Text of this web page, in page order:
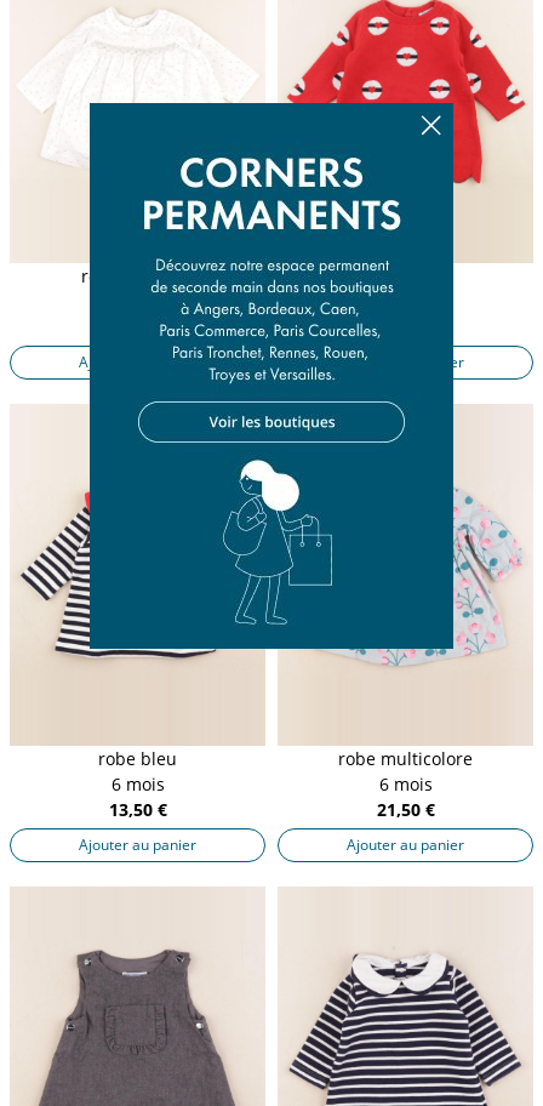
robe blanc, or
6 mois
18,50 €
Ajouter au panier
robe rouge
6 mois
21,50 €
Ajouter au panier
Presque parfait
robe bleu
6 mois
13,50 €
Ajouter au panier
robe multicolore
6 mois
21,50 €
Ajouter au panier